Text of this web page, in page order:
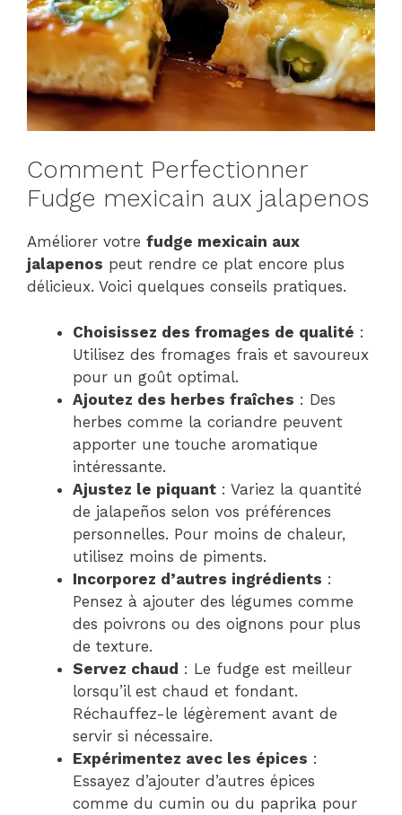
Comment Perfectionner
Fudge mexicain aux jalapenos
Améliorer votre fudge mexicain aux
jalapenos peut rendre ce plat encore plus
délicieux. Voici quelques conseils pratiques.
Choisissez des fromages de qualité :
Utilisez des fromages frais et savoureux
pour un goût optimal.
Ajoutez des herbes fraîches : Des
herbes comme la coriandre peuvent
apporter une touche aromatique
intéressante.
Ajustez le piquant : Variez la quantité
de jalapeños selon vos préférences
personnelles. Pour moins de chaleur,
utilisez moins de piments.
Incorporez d’autres ingrédients :
Pensez à ajouter des légumes comme
des poivrons ou des oignons pour plus
de texture.
Servez chaud : Le fudge est meilleur
lorsqu’il est chaud et fondant.
Réchauffez-le légèrement avant de
servir si nécessaire.
Expérimentez avec les épices :
Essayez d’ajouter d’autres épices
comme du cumin ou du paprika pour